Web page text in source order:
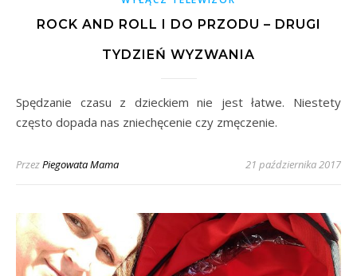
ROCK AND ROLL I DO PRZODU – DRUGI
TYDZIEŃ WYZWANIA
Spędzanie czasu z dzieckiem nie jest łatwe. Niestety
często dopada nas zniechęcenie czy zmęczenie.
PrzezPiegowata Mama 21 października 2017